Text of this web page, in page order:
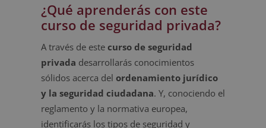
¿Qué aprenderás con este
curso de seguridad privada?
A través de este curso de seguridad
privada desarrollarás conocimientos
sólidos acerca del ordenamiento jurídico
y la seguridad ciudadana. Y, conociendo el
reglamento y la normativa europea,
identificarás los tipos de seguridad y